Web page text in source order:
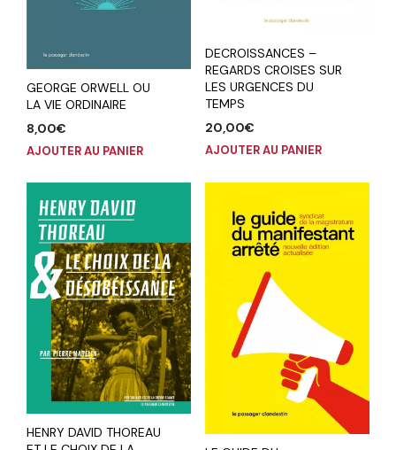
GEORGE ORWELL OU
LA VIE ORDINAIRE
8,00€
AJOUTER AU PANIER
DECROISSANCES –
REGARDS CROISES SUR
LES URGENCES DU
TEMPS
20,00€
AJOUTER AU PANIER
HENRY DAVID THOREAU